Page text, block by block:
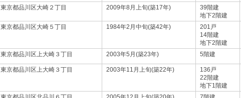
東京都品川区大崎２丁目 2009年8月上旬(築17年)
39階建
地下2階建
東京都品川区大崎５丁目 1984年2月中旬(築42年)
201戸
14階建
地下2階建
東京都品川区上大崎３丁目 2003年5月(築23年) 5階建
東京都品川区上大崎３丁目 2003年11月上旬(築22年)
136戸
22階建
地下1階建